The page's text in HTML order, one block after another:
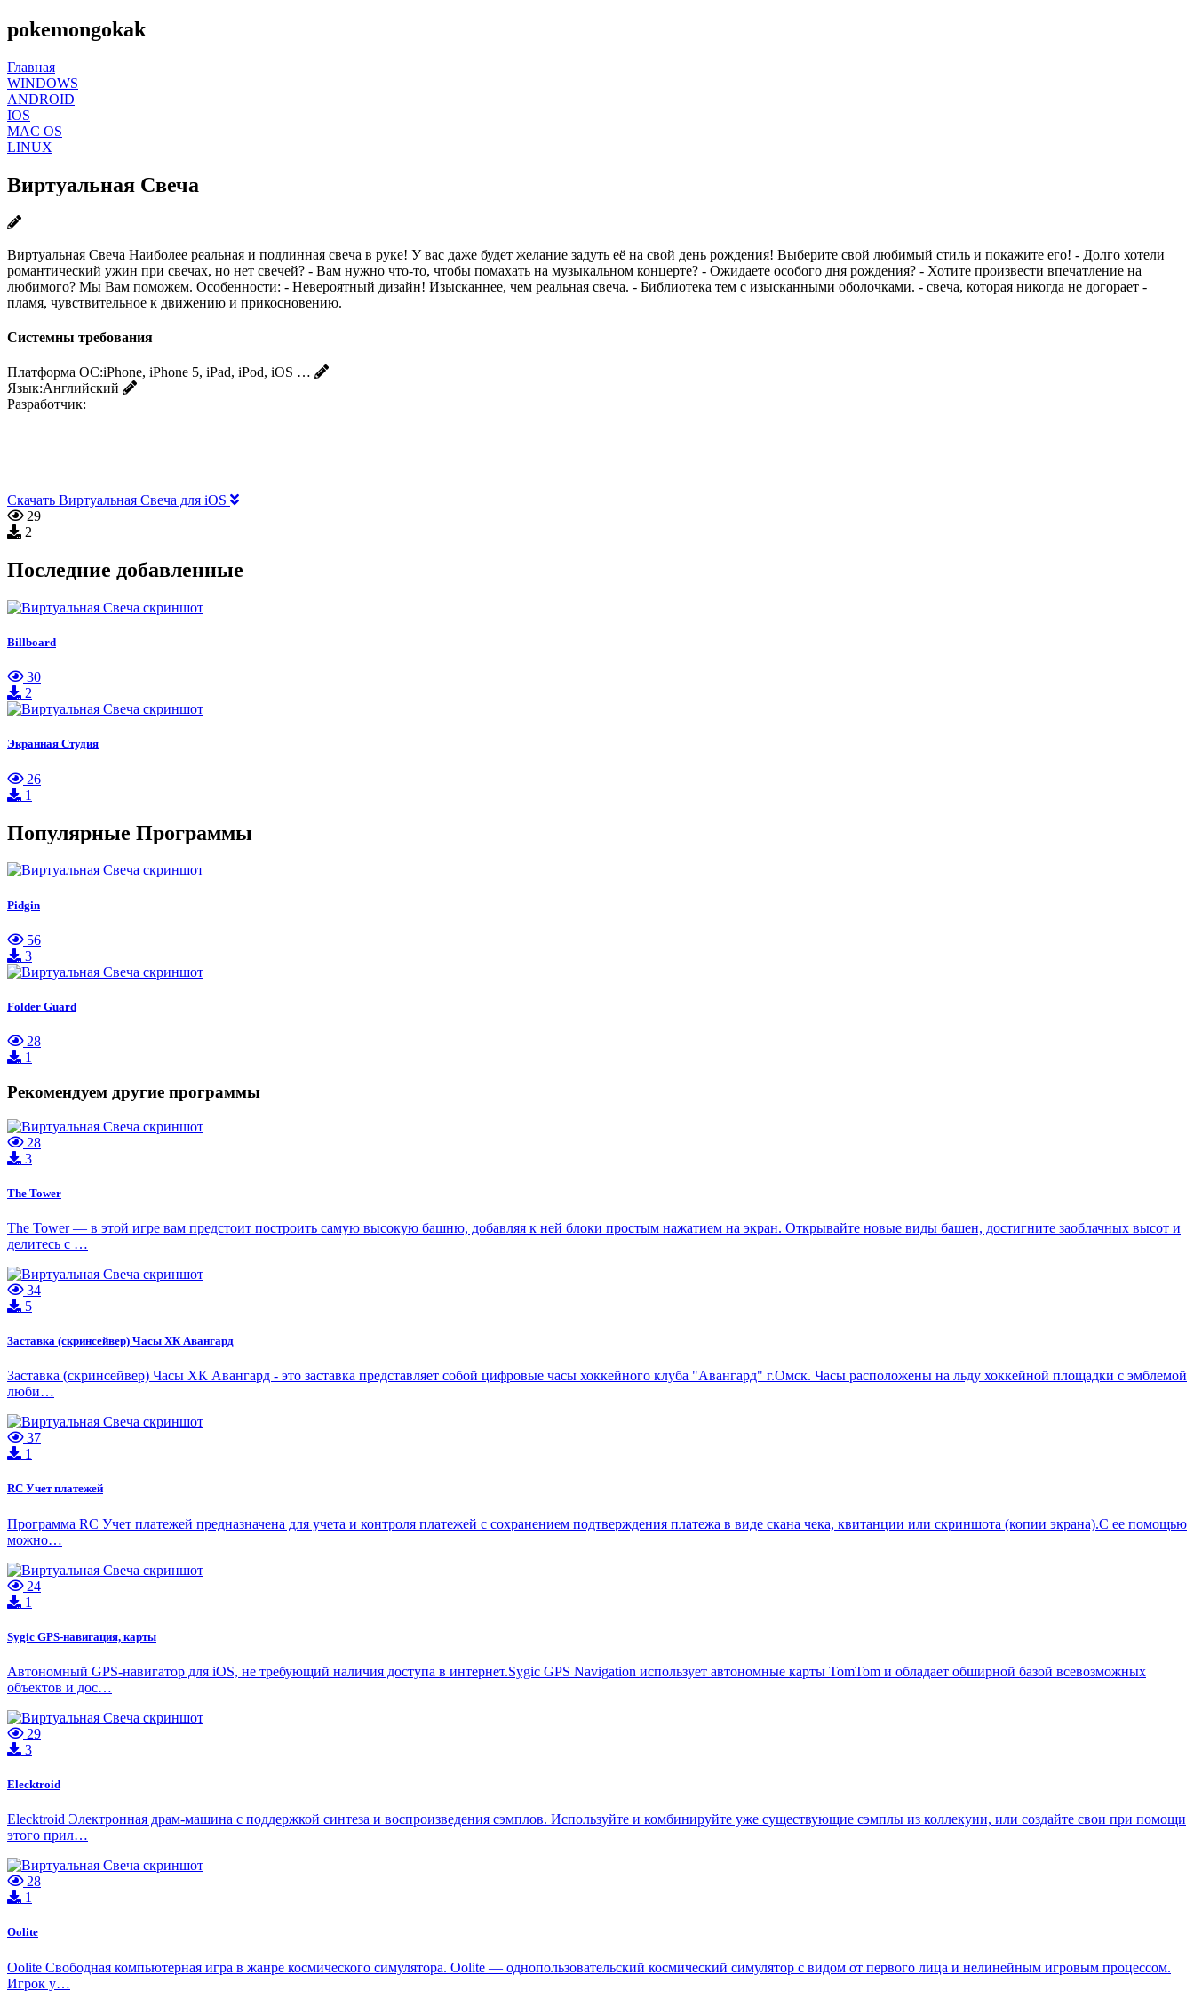
pokemongokak
Главная
WINDOWS
ANDROID
IOS
MAC OS
LINUX
Виртуальная Свеча
Виртуальная Свеча Наиболее реальная и подлинная свеча в руке! У вас даже будет желание задуть её на свой день рождения! Выберите свой любимый стиль и покажите его! - Долго хотели
романтический ужин при свечах, но нет свечей? - Вам нужно что-то, чтобы помахать на музыкальном концерте? - Ожидаете особого дня рождения? - Хотите произвести впечатление на
любимого? Мы Вам поможем. Особенности: - Невероятный дизайн! Изысканнее, чем реальная свеча. - Библиотека тем с изысканными оболочками. - свеча, которая никогда не догорает -
пламя, чувствительное к движению и прикосновению.
Системны требования
Платформа ОС:iPhone, iPhone 5, iPad, iPod, iOS …
Язык:Английский
Разработчик:
Скачать Виртуальная Свеча для iOS
29
2
Последние добавленные
Billboard
30
2
Экранная Студия
26
1
Популярные Программы
Pidgin
56
3
Folder Guard
28
1
Рекомендуем другие программы
28
3
The Tower
The Tower — в этой игре вам предстоит построить самую высокую башню, добавляя к ней блоки простым нажатием на экран. Открывайте новые виды башен, достигните заоблачных высот и
делитесь с …
34
5
Заставка (скринсейвер) Часы ХК Авангард
Заставка (скринсейвер) Часы ХК Авангард - это заставка представляет собой цифровые часы хоккейного клуба "Авангард" г.Омск. Часы расположены на льду хоккейной площадки с эмблемой
люби…
37
1
RC Учет платежей
Программа RC Учет платежей предназначена для учета и контроля платежей с сохранением подтверждения платежа в виде скана чека, квитанции или скриншота (копии экрана).С ее помощью
можно…
24
1
Sygic GPS-навигация, карты
Автономный GPS-навигатор для iOS, не требующий наличия доступа в интернет.Sygic GPS Navigation использует автономные карты TomTom и обладает обширной базой всевозможных
объектов и дос…
29
3
Elecktroid
Elecktroid Электронная драм-машина с поддержкой синтеза и воспроизведения сэмплов. Используйте и комбинируйте уже существующие сэмплы из коллекуии, или создайте свои при помощи
этого прил…
28
1
Oolite
Oolite Свободная компьютерная игра в жанре космического симулятора. Oolite — однопользовательский космический симулятор с видом от первого лица и нелинейным игровым процессом.
Игрок у…